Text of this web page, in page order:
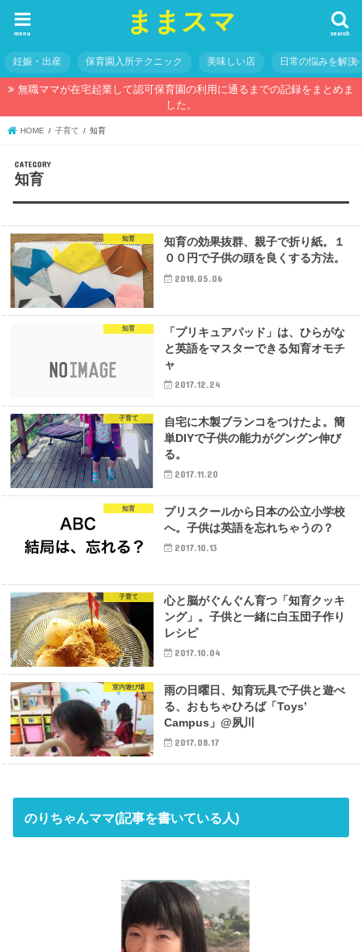
ままスマ search
menu
妊娠・出産 保育園入所テクニック 美味しい店 日常の悩みを解決
無職ママが在宅起業して認可保育園の利用に通るまでの記録をまとめま
した。
HOME 子育て 知育
知育
知育
知育の効果抜群、親子で折り紙。１
００円で子供の頭を良くする方法。
2018.05.06
知育
「プリキュアパッド」は、ひらがな
と英語をマスターできる知育オモチ
ャ
2017.12.24
子育て
自宅に木製ブランコをつけたよ。簡
単DIYで子供の能力がグングン伸び
る。
2017.11.20
知育
プリスクールから日本の公立小学校
へ。子供は英語を忘れちゃうの？
2017.10.13
子育て
心と脳がぐんぐん育つ「知育クッキ
ング」。子供と一緒に白玉団子作り
レシピ
2017.10.04
室内遊び場
雨の日曜日、知育玩具で子供と遊べ
る、おもちゃひろば「Toys’
Campus」@夙川
2017.08.17
のりちゃんママ(記事を書いている人)